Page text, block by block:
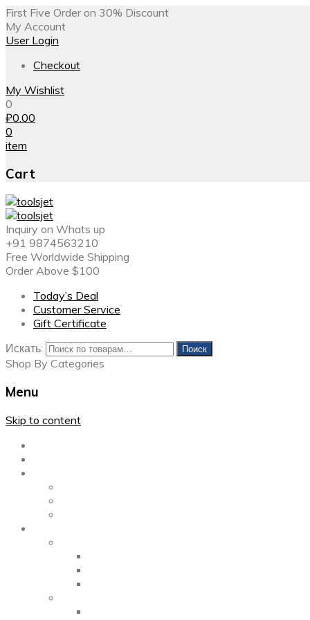
First Five Order on 30% Discount
My Account
User Login
Checkout
My Wishlist
0
₽0.00
0
item
Cart
Inquiry on Whats up
+91 9874563210
Free Worldwide Shipping
Order Above $100
Today’s Deal
Customer Service
Gift Certificate
Искать:
Поиск
Shop By Categories
Menu
Skip to content